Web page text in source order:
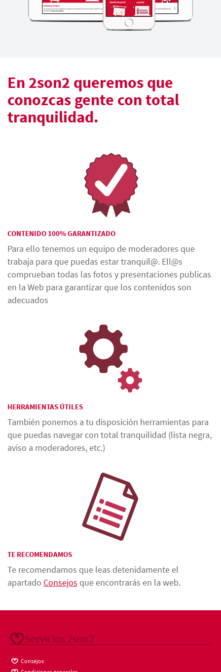
En 2son2 queremos que
conozcas gente con total
tranquilidad.
CONTENIDO 100% GARANTIZADO
Para ello tenemos un equipo de moderadores que
trabaja para que puedas estar tranquil@. Ell@s
comprueban todas las fotos y presentaciones publicas
en la Web para garantizar que los contenidos son
adecuados
HERRAMIENTAS ÚTILES
También ponemos a tu disposición herramientas para
que puedas navegar con total tranquilidad (lista negra,
aviso a moderadores, etc.)
TE RECOMENDAMOS
Te recomendamos que leas detenidamente el
apartado Consejos que encontrarás en la web.
Servicios 2son2
Consejos